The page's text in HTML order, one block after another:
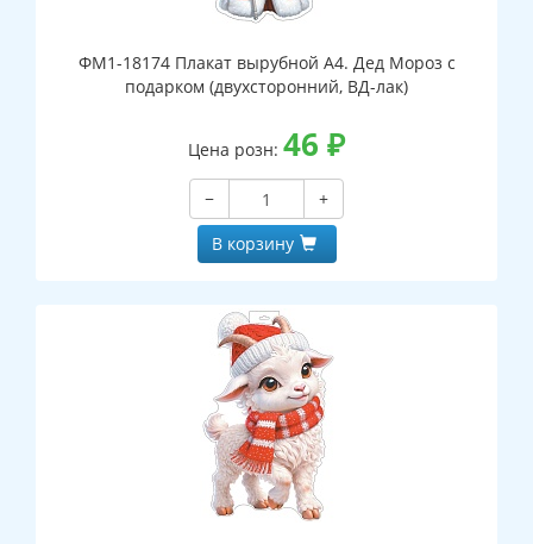
ФМ1-18174 Плакат вырубной А4. Дед Мороз с
подарком (двухсторонний, ВД-лак)
Цена розн: 46 ₽
−
+
В корзину